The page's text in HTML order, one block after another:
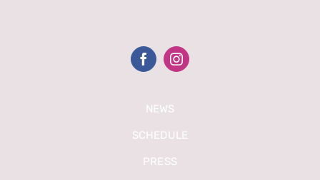
NEWS
SCHEDULE
PRESS